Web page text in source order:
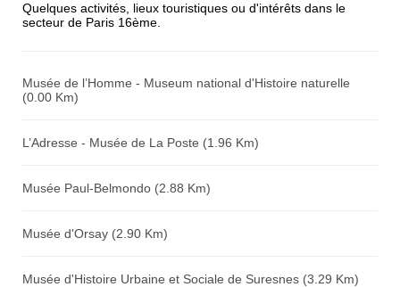
Quelques activités, lieux touristiques ou d'intérêts dans le
secteur de Paris 16ème.
Musée de l’Homme - Museum national d'Histoire naturelle
(0.00 Km)
L’Adresse - Musée de La Poste (1.96 Km)
Musée Paul-Belmondo (2.88 Km)
Musée d'Orsay (2.90 Km)
Musée d'Histoire Urbaine et Sociale de Suresnes (3.29 Km)